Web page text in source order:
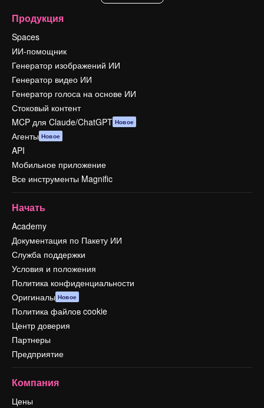
Продукция
Spaces
ИИ-помощник
Генератор изображений ИИ
Генератор видео ИИ
Генератор голоса на основе ИИ
Стоковый контент
MCP для Claude/ChatGPT Новое
Агенты Новое
API
Мобильное приложение
Все инструменты Magnific
Начать
Academy
Документация по Пакету ИИ
Служба поддержки
Условия и положения
Политика конфиденциальности
Оригиналы Новое
Политика файлов cookie
Центр доверия
Партнеры
Предприятие
Компания
Цены